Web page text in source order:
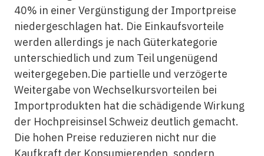
40% in einer Vergünstigung der Importpreise
niedergeschlagen hat. Die Einkaufsvorteile
werden allerdings je nach Güterkategorie
unterschiedlich und zum Teil ungenügend
weitergegeben.Die partielle und verzögerte
Weitergabe von Wechselkursvorteilen bei
Importprodukten hat die schädigende Wirkung
der Hochpreisinsel Schweiz deutlich gemacht.
Die hohen Preise reduzieren nicht nur die